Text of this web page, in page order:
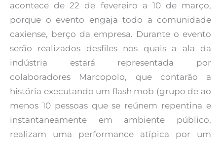
acontece de 22 de fevereiro a 10 de março,
porque o evento engaja todo a comunidade
caxiense, berço da empresa. Durante o evento
serão realizados desfiles nos quais a ala da
indústria estará representada por
colaboradores Marcopolo, que contarão a
história executando um flash mob (grupo de ao
menos 10 pessoas que se reúnem repentina e
instantaneamente em ambiente público,
realizam uma performance atípica por um